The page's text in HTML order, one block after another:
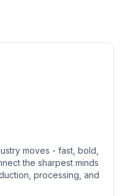
moves - fast, bold,
the sharpest minds
processing, and